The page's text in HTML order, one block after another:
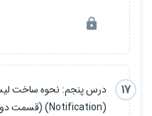
17
درس پنجم: نحوه ساخت
(Notification) (قسمت دوم)